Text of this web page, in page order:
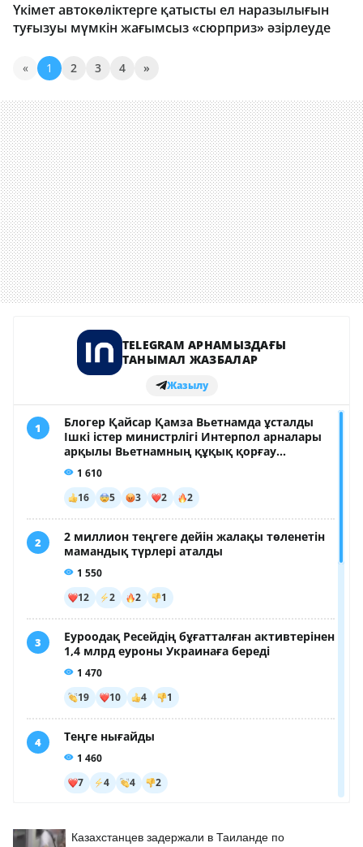
Үкімет автокөліктерге қатысты ел наразылығын
туғызуы мүмкін жағымсыз «сюрприз» әзірлеуде
« 1 2 3 4 »
Казахстанцев задержали в Таиланде по